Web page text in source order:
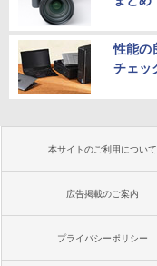
性能の
チェッ
本サイトのご利用について
広告掲載のご案内
プライバシーポリシー